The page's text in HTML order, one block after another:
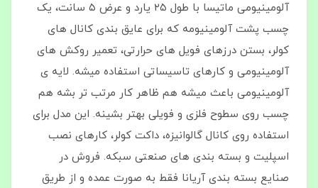
آلومینیومی ماتیسا با طول ۲۵ یارد و عرض ۵ سانت، یک
چسب پشت‌ آلومینیومه که برای عایق‌ بندی کانال‌ های
کولر، بستن درزهای فویل‌ های حرارتی، تعمیر روکش‌ های
آلومینیومی و کارهای تاسیساتی استفاده میشه. لایه‌ ی
آلومینیومی باعث میشه هم ظاهر کار مرتب‌ تر بشه هم
چسب روی سطوح فلزی و فویلی بهتر بشینه. این مدل برای
استفاده روی کانال گالوانیزه، داکت کولر، کارهای نصب
اسپلیت و بسته‌ بندی‌ های صنعتی سبکه. فروش در
صنایع بسته‌ بندی آریانا فقط به‌ صورت عمده و از طریق